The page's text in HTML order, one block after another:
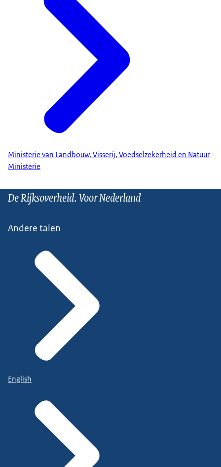
Ministerie van Landbouw, Visserij, Voedselzekerheid en Natuur
Ministerie
De Rijksoverheid. Voor Nederland
Andere talen
English